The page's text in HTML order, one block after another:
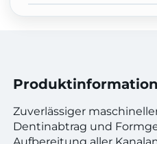
Produktinformation
Zuverlässiger
Dentinabtrag und